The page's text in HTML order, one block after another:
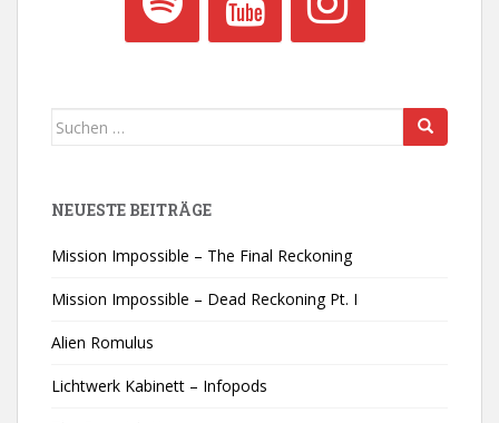
Suchen
NEUESTE BEITRÄGE
Mission Impossible – The Final Reckoning
Mission Impossible – Dead Reckoning Pt. I
Alien Romulus
Lichtwerk Kabinett – Infopods